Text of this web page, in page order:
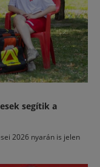
segítik a
2026 nyarán is jelen